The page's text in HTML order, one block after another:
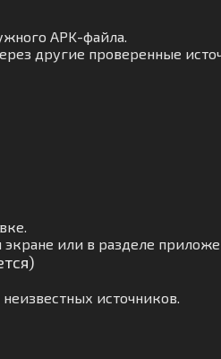
APK-файла.
другие проверенные
или в разделе
источников.